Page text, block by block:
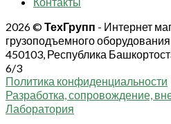
2026 ©ТехГрупп - Интернет
грузоподъемного оборудования
450103, Республика
6/3
Политика конфиденциальности
Разработка, сопровождение,
Лаборатория